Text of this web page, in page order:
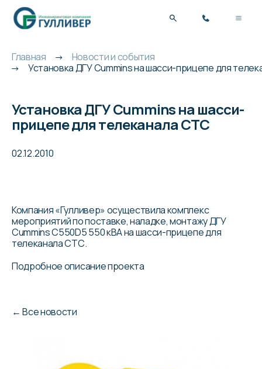
Главная
Новости и события
Установка ДГУ Cummins на шасси-прицепе для
Установка ДГУ Cummins на шасси-
прицепе для телеканала СТС
02.12.2010
Компания «Гулливер» осуществила комплекс
мероприятий по поставке, наладке, монтажу ДГУ
Cummins C550D5 550 кВА на шасси-прицепе для
телеканала СТС.
Подробное описание проекта
←Все новости